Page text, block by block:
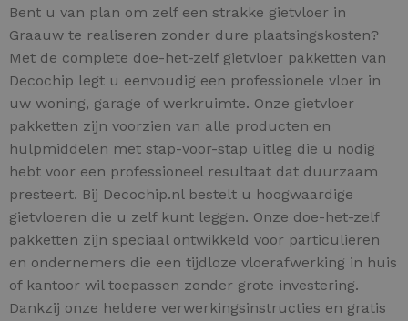
Bent u van plan om zelf een strakke gietvloer in
Graauw te realiseren zonder dure plaatsingskosten?
Met de complete doe-het-zelf gietvloer pakketten van
Decochip legt u eenvoudig een professionele vloer in
uw woning, garage of werkruimte. Onze gietvloer
pakketten zijn voorzien van alle producten en
hulpmiddelen met stap-voor-stap uitleg die u nodig
hebt voor een professioneel resultaat dat duurzaam
presteert. Bij Decochip.nl bestelt u hoogwaardige
gietvloeren die u zelf kunt leggen. Onze doe-het-zelf
pakketten zijn speciaal ontwikkeld voor particulieren
en ondernemers die een tijdloze vloerafwerking in huis
of kantoor wil toepassen zonder grote investering.
Dankzij onze heldere verwerkingsinstructies en gratis